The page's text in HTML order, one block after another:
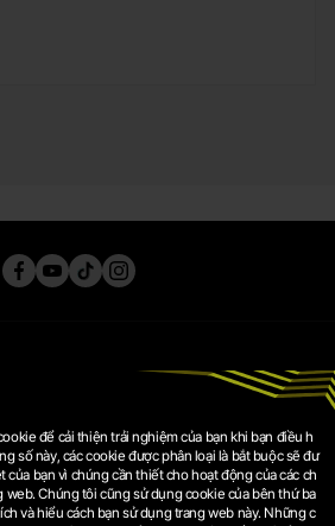
SÁCH QUYỀN RIÊNG TƯ
ĐIỀU KHOẢN SỬ DỤNG
để cải thiện trải nghiệm của bạn khi bạn điều h
số này, các cookie được phân loại là bắt buộc sẽ đư
của bạn vì chúng cần thiết cho hoạt động của các ch
web. Chúng tôi cũng sử dụng cookie của bên thứ ba
và hiểu cách bạn sử dụng trang web này. Những c